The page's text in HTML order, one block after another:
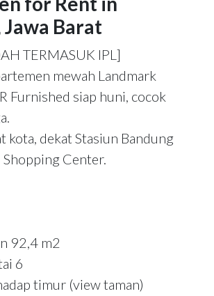
Jawa Barat
TERMASUK IPL]
mewah Landmark
Furnished siap huni, cocok
kota, dekat Stasiun Bandung
Shopping Center.
92,4 m2
6
timur (view taman)